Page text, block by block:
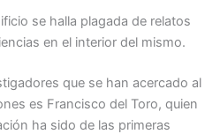
se halla plagada de relatos
en el interior del mismo.
que se han acercado al
es Francisco del Toro, quien
ha sido de las primeras